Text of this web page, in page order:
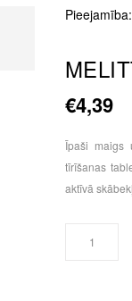
Pieejamība:
€4,39
Īpaši maigs
tīrīšanas
aktīvā